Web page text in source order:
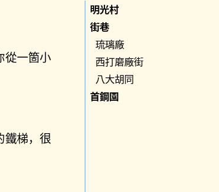
從一箇小
鐵梯，很
明光村
街巷
琉璃廠
西打磨廠街
八大胡同
首鋼園